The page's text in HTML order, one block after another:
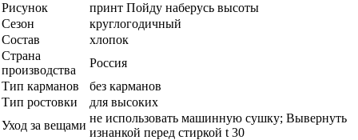
Рисунок
принт Пойду наберусь высоты
Сезон
круглогодичный
Состав
хлопок
Страна
производства
Россия
Тип карманов
без карманов
Тип ростовки
для высоких
Уход за вещами
не использовать машинную сушку; Вывернуть
изнанкой перед стиркой t 30